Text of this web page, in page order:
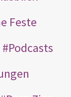
Feste
Podcasts